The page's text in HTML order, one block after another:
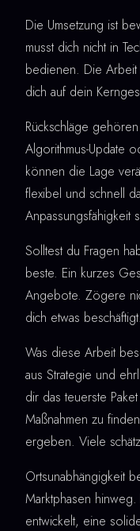
Die Umsetzung ist
musst dich nicht in
bedienen. Die Arbeit
dich auf dein
Rückschläge
Algorithmus-Update
können die Lage
flexibel und schnell
Anpassungsfähigkeit
Solltest du Fragen
beste. Ein kurzes
Angebote. Zögere
dich etwas beschäftigt.
Was diese Arbeit
aus Strategie und
dir das teuerste
Maßnahmen zu
ergeben. Viele
Ortsunabhängigkeit
Marktphasen
entwickelt, eine